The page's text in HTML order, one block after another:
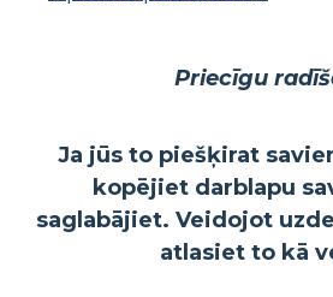
Priecīgu
Ja jūs to piešķirat
kopējiet darblapu
saglabājiet. Veidojot
atlasiet to kā